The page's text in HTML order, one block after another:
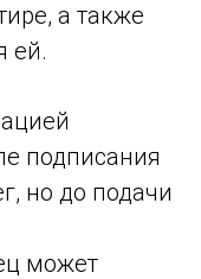
а также
ей.
подписания
но до подачи
может